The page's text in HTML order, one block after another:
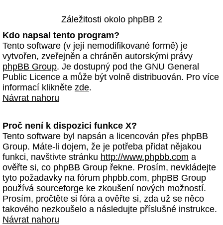
Záležitosti okolo phpBB 2
Kdo napsal tento program?
Tento software (v její nemodifikované formě) je
vytvořen, zveřejněn a chráněn autorskými právy
phpBB Group. Je dostupný pod the GNU General
Public Licence a může být volně distribuován. Pro více
informací klikněte zde.
Návrat nahoru
Proč není k dispozici funkce X?
Tento software byl napsán a licencován přes phpBB
Group. Máte-li dojem, že je potřeba přidat nějakou
funkci, navštivte stránku http://www.phpbb.com a
ověřte si, co phpBB Group řekne. Prosím, nevkládejte
tyto požadavky na fórum phpbb.com, phpBB Group
používá sourceforge ke zkoušení nových možností.
Prosím, pročtěte si fóra a ověřte si, zda už se něco
takového nezkoušelo a následujte příslušné instrukce.
Návrat nahoru